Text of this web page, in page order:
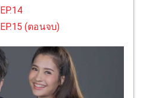
(ตอนจบ)